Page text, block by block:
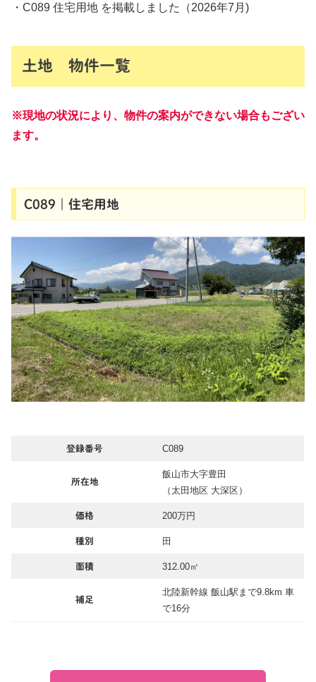
・C089 住宅用地 を掲載しました（2026年7月)
土地 物件一覧
※現地の状況により、物件の案内ができない場合もござい
ます。
C089｜住宅用地
登録番号 C089
所在地
飯山市大字豊田
（太田地区 大深区）
価格 200万円
種別 田
面積 312.00㎡
補足
北陸新幹線 飯山駅まで9.8km 車
で16分